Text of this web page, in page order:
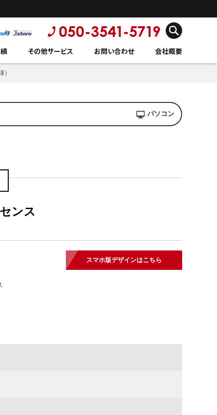
その他サービス お問い合わせ 会社概要
）
パソコン
ンス
スマホ版デザインはこちら